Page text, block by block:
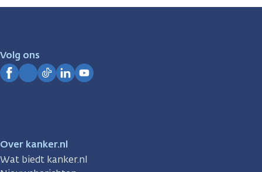
zijn
Volg ons
Over kanker.nl
Wat biedt kanker.nl